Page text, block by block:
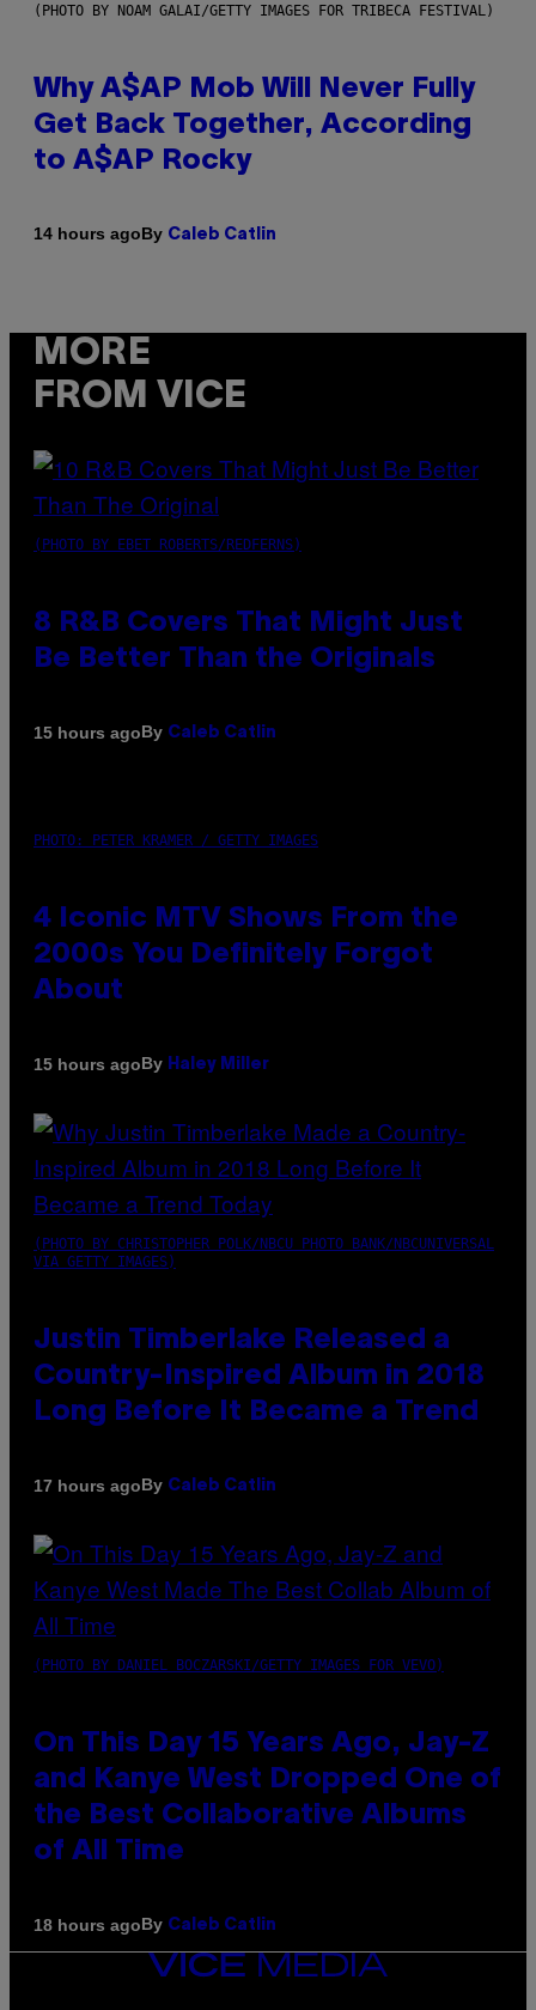
(PHOTO BY NOAM GALAI/GETTY IMAGES FOR TRIBECA FESTIVAL)
Why A$AP Mob Will Never Fully
Get Back Together, According
to A$AP Rocky
14 hours agoBy Caleb Catlin
MORE
FROM VICE
(PHOTO BY EBET ROBERTS/REDFERNS)
8 R&B Covers That Might Just
Be Better Than the Originals
15 hours agoBy Caleb Catlin
PHOTO: PETER KRAMER / GETTY IMAGES
4 Iconic MTV Shows From the
2000s You Definitely Forgot
About
15 hours agoBy Haley Miller
(PHOTO BY CHRISTOPHER POLK/NBCU PHOTO BANK/NBCUNIVERSAL
VIA GETTY IMAGES)
Justin Timberlake Released a
Country-Inspired Album in 2018
Long Before It Became a Trend
17 hours agoBy Caleb Catlin
(PHOTO BY DANIEL BOCZARSKI/GETTY IMAGES FOR VEVO)
On This Day 15 Years Ago, Jay-Z
and Kanye West Dropped One of
the Best Collaborative Albums
of All Time
18 hours agoBy Caleb Catlin
VICE